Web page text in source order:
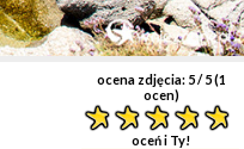
ocena zdjęcia: 5/ 5 (1
ocen)
oceń i Ty!